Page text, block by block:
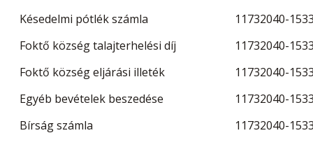
Késedelmi pótlék számla
11732040-
Foktő község talajterhelési díj
11732040-
Foktő község eljárási illeték
11732040-
Egyéb bevételek beszedése
11732040-
Bírság számla
11732040-